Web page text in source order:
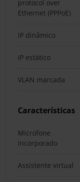
protocol over
Ethernet (PPPoE)
IP dinâmico
IP estático
VLAN marcada
Características
Microfone
incorporado
Assistente virtual